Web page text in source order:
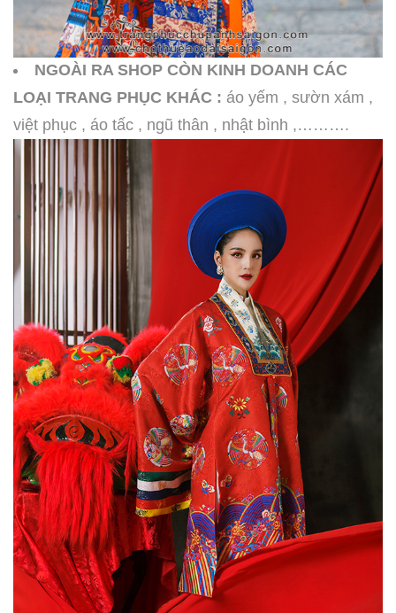
NGOÀI RA SHOP CÒN KINH DOANH CÁC
LOẠI TRANG PHỤC KHÁC : áo yếm , sườn xám ,
việt phục , áo tấc , ngũ thân , nhật bình ,……….